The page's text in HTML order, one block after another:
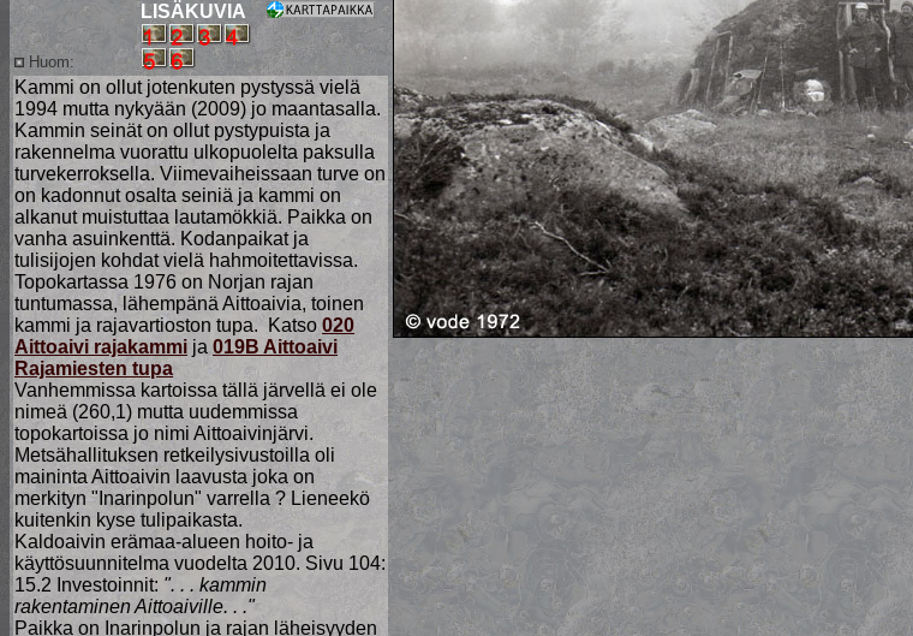
Huom:
LISÄKUVIA
Kammi on ollut jotenkuten pystyssä vielä
1994 mutta nykyään (2009) jo maantasalla.
Kammin seinät on ollut pystypuista ja
rakennelma vuorattu ulkopuolelta paksulla
turvekerroksella. Viimevaiheissaan turve on
on kadonnut osalta seiniä ja kammi on
alkanut muistuttaa lautamökkiä. Paikka on
vanha asuinkenttä. Kodanpaikat ja
tulisijojen kohdat vielä hahmoitettavissa.
Topokartassa 1976 on Norjan rajan
tuntumassa, lähempänä Aittoaivia, toinen
kammi ja rajavartioston tupa. Katso 020
Aittoaivi rajakammi ja 019B Aittoaivi
Rajamiesten tupa
Vanhemmissa kartoissa tällä järvellä ei ole
nimeä (260,1) mutta uudemmissa
topokartoissa jo nimi Aittoaivinjärvi.
Metsähallituksen retkeilysivustoilla oli
maininta Aittoaivin laavusta joka on
merkityn "Inarinpolun" varrella ? Lieneekö
kuitenkin kyse tulipaikasta.
Kaldoaivin erämaa-alueen hoito- ja
käyttösuunnitelma vuodelta 2010. Sivu 104:
15.2 Investoinnit: ". . . kammin
rakentaminen Aittoaiville. . ."
Paikka on Inarinpolun ja rajan läheisyyden